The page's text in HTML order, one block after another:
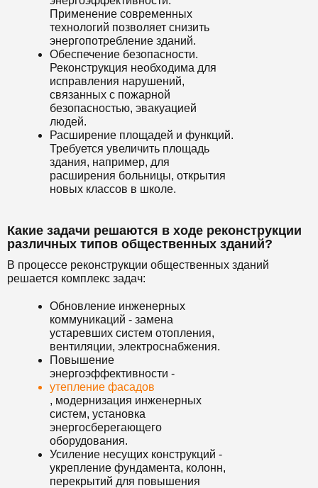
Применение современных
технологий позволяет снизить
энергопотребление зданий.
Обеспечение безопасности.
Реконструкция необходима для
исправления нарушений,
связанных с пожарной
безопасностью, эвакуацией
людей.
Расширение площадей и функций.
Требуется увеличить площадь
здания, например, для
расширения больницы, открытия
новых классов в школе.
Какие задачи решаются в ходе реконструкции
различных типов общественных зданий?
В процессе реконструкции общественных зданий
решается комплекс задач:
Обновление инженерных
коммуникаций - замена
устаревших систем отопления,
вентиляции, электроснабжения.
Повышение
энергоэффективности -
утепление фасадов
, модернизация инженерных
систем, установка
энергосберегающего
оборудования.
Усиление несущих конструкций -
укрепление фундамента, колонн,
перекрытий для повышения